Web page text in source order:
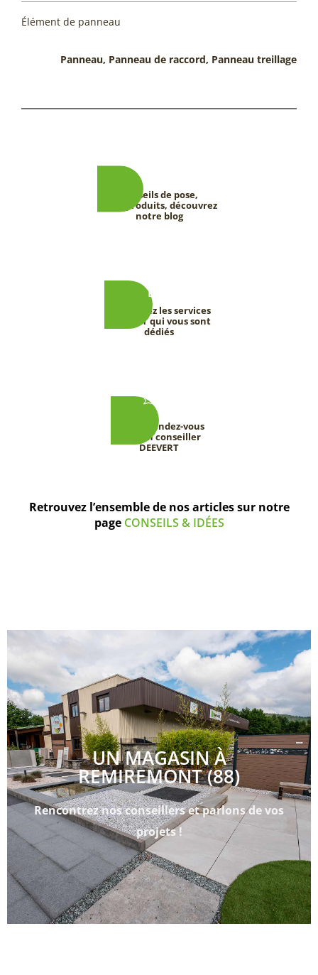
Élément de panneau
Panneau, Panneau de raccord, Panneau treillage
Conseils de pose,
tests produits, découvrez
notre blog
Découvrez les services
DEEVERT qui vous sont
dédiés
Prenez rendez-vous
avec un conseiller
DEEVERT
Retrouvez l’ensemble de nos articles sur notre
page CONSEILS & IDÉES
UN MAGASIN À
REMIREMONT (88)
Rencontrez nos conseillers et parlons de vos
projets !